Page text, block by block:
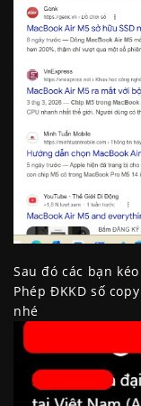
Sau đó các bạn
Phép ĐKKD số
nhé